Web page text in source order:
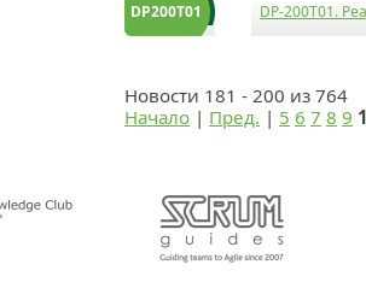
DP200T01 DP-200T01.
Новости 181 - 200 из 764
Начало | Пред. | 5 6 7 8 9